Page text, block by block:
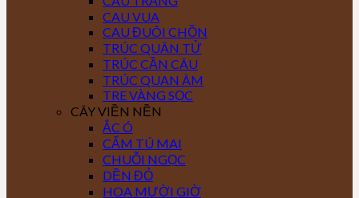
CAU VUA
CAU ĐUÔI CHỒN
TRÚC QUÂN TỬ
TRÚC CẦN CÂU
TRÚC QUAN ÂM
TRE VÀNG SỌC
CÂY VIỀN NỀN
ẮC Ó
CẨM TÚ MAI
CHUỖI NGỌC
DỀN ĐỎ
HOA MƯỜI GIỜ